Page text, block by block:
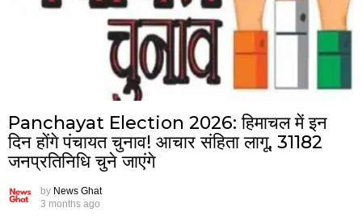
Panchayat Election 2026: हिमाचल में इन
दिन होंगे पंचायत चुनाव! आचार संहिता लागू, 31182
जनप्रतिनिधि चुने जाएंगे
by News Ghat
3 months ago